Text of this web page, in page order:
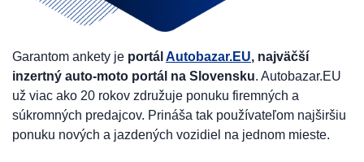
Garantom ankety je portál Autobazar.EU, najväčší
inzertný auto-moto portál na Slovensku. Autobazar.EU
už viac ako 20 rokov združuje ponuku firemných a
súkromných predajcov. Prináša tak používateľom najširšiu
ponuku nových a jazdených vozidiel na jednom mieste.